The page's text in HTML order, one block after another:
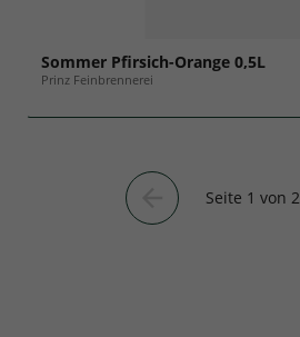
Sommer Pfirsich-Orange 0,5L
Prinz Feinbrennerei
VorherigeSeite 1 von 2